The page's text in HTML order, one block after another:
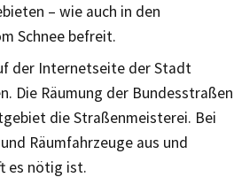
– wie auch in den
Schnee befreit.
der Internetseite der Stadt
Die Räumung der Bundesstraßen
die Straßenmeisterei. Bei
Räumfahrzeuge aus und
es nötig ist.